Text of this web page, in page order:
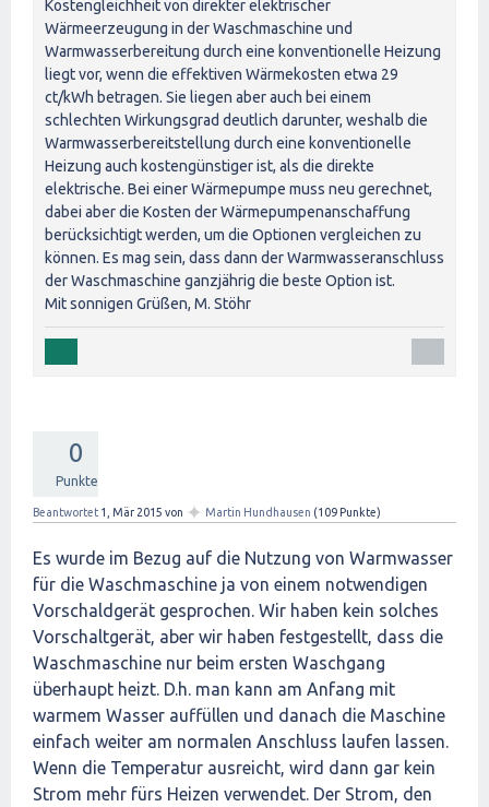
Kostengleichheit von direkter elektrischer
Wärmeerzeugung in der Waschmaschine und
Warmwasserbereitung durch eine konventionelle Heizung
liegt vor, wenn die effektiven Wärmekosten etwa 29
ct/kWh betragen. Sie liegen aber auch bei einem
schlechten Wirkungsgrad deutlich darunter, weshalb die
Warmwasserbereitstellung durch eine konventionelle
Heizung auch kostengünstiger ist, als die direkte
elektrische. Bei einer Wärmepumpe muss neu gerechnet,
dabei aber die Kosten der Wärmepumpenanschaffung
berücksichtigt werden, um die Optionen vergleichen zu
können. Es mag sein, dass dann der Warmwasseranschluss
der Waschmaschine ganzjährig die beste Option ist.
Mit sonnigen Grüßen, M. Stöhr
0
Punkte
Beantwortet 1, Mär 2015 von ✦ Martin Hundhausen (109 Punkte)
Es wurde im Bezug auf die Nutzung von Warmwasser
für die Waschmaschine ja von einem notwendigen
Vorschaldgerät gesprochen. Wir haben kein solches
Vorschaltgerät, aber wir haben festgestellt, dass die
Waschmaschine nur beim ersten Waschgang
überhaupt heizt. D.h. man kann am Anfang mit
warmem Wasser auffüllen und danach die Maschine
einfach weiter am normalen Anschluss laufen lassen.
Wenn die Temperatur ausreicht, wird dann gar kein
Strom mehr fürs Heizen verwendet. Der Strom, den